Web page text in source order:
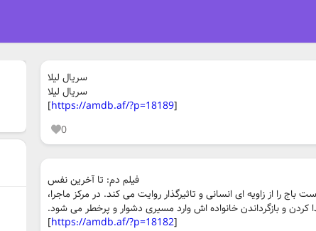
‏سریال لیلا
‏سریال لیلا
‏[
https://amdb.af/?p=18189
]
0
‏فیلم دم: تا آخرین نفس
را از زاویه ای انسانی و تاثیرگذار روایت می کند. در مرکز ماجرا،
کردن و بازگرداندن خانواده اش وارد مسیری دشوار و پرخطر می شود.
‏[
https://amdb.af/?p=18182
]